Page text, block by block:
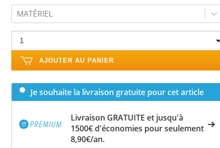
MATÉRIEL
AJOUTER AU PANIER
Je souhaite la livraison gratuite pour cet article
Livraison GRATUITE et jusqu'à
1500€ d'économies pour seulement
8,90€/an.